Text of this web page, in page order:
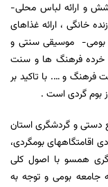
و ارائه لباس محلی-
خانگی ، ارائه غذاهای
بومی- موسیقی سنتی و
خرده فرهنگ ها و سنت
فرهنگ و …. با تاکید بر
گردی است .
دستی و گردشگری استان
اقامتگاه­های بوم­گردی،
مهم در بوم گری همسو با اصول کلی
بومی و توجه به